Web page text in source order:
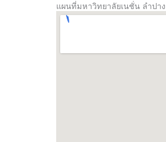
แผนที่มหาวิทยาลัยเนชั่น ลำปาง